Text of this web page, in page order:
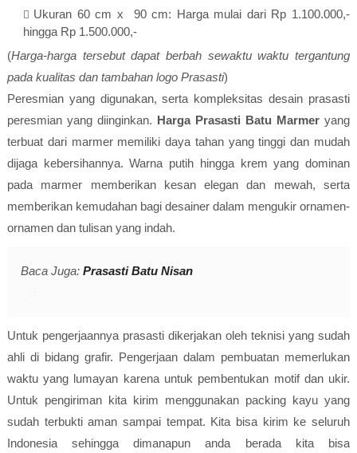
Ukuran 60 cm x 90 cm: Harga mulai dari Rp 1.100.000,-
hingga Rp 1.500.000,-
(Harga-harga tersebut dapat berbah sewaktu waktu tergantung
pada kualitas dan tambahan logo Prasasti)
Peresmian yang digunakan, serta kompleksitas desain prasasti
peresmian yang diinginkan. Harga Prasasti Batu Marmer yang
terbuat dari marmer memiliki daya tahan yang tinggi dan mudah
dijaga kebersihannya. Warna putih hingga krem yang dominan
pada marmer memberikan kesan elegan dan mewah, serta
memberikan kemudahan bagi desainer dalam mengukir ornamen-
ornamen dan tulisan yang indah.
Baca Juga: Prasasti Batu Nisan
Untuk pengerjaannya prasasti dikerjakan oleh teknisi yang sudah
ahli di bidang grafir. Pengerjaan dalam pembuatan memerlukan
waktu yang lumayan karena untuk pembentukan motif dan ukir.
Untuk pengiriman kita kirim menggunakan packing kayu yang
sudah terbukti aman sampai tempat. Kita bisa kirim ke seluruh
Indonesia sehingga dimanapun anda berada kita bisa